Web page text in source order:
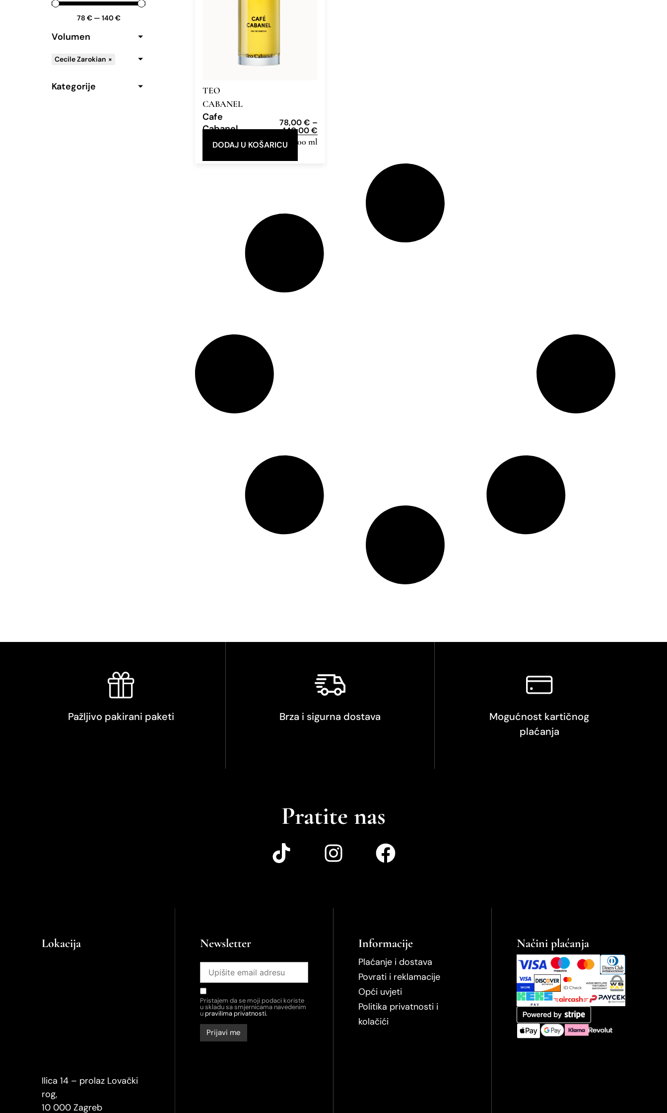
78 €— 140 €
Volumen
Cecile Zarokian ×
Kategorije
TEO
CABANEL
Cafe
Cabanel
78,00€ –
140,00€
Eau de Parfum 30 ml, 100 ml
DODAJ U KOŠARICU
Pažljivo pakirani paketi Brza i sigurna dostava
Mogućnost kartičnog
plaćanja
Pratite nas
Lokacija
Ilica 14 – prolaz Lovački
rog,
10 000 Zagreb
Newsletter
Pristajem da se moji podaci koriste
u skladu sa smjernicama navedenim
upravilima privatnosti.
Informacije
Plaćanje i dostava
Povrati i reklamacije
Opći uvjeti
Politika privatnosti i
kolačići
Načini plaćanja